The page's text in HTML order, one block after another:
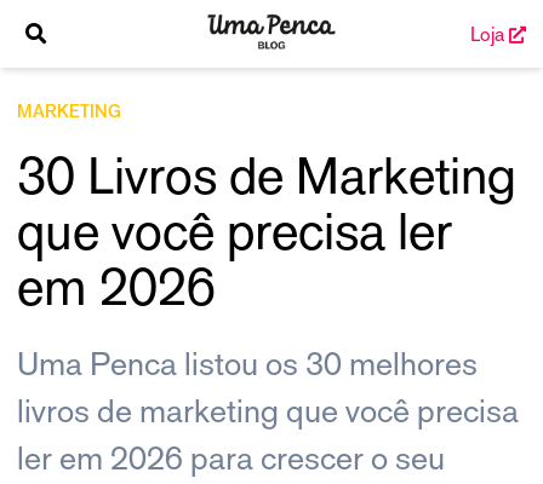
Loja
MARKETING
30 Livros de Marketing
que você precisa ler
em 2026
Uma Penca listou os 30 melhores
livros de marketing que você precisa
ler em 2026 para crescer o seu